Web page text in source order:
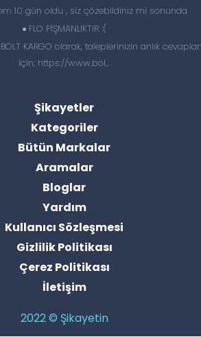
10 gün oldu , siz çözebildiniz mi sonunda
FLO PİŞMANLIKTIR :(
KARGO olarak, taleplerinizin anlık
için; https://www.bol...
Şikayetler
Kategoriler
Bütün Markalar
Aramalar
Bloglar
Yardım
Kullanıcı Sözleşmesi
Gizlilik Politikası
Çerez Politikası
İletişim
2022 © Şikayetin